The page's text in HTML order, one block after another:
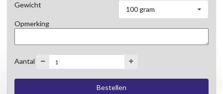
Gewicht
100 gram
Opmerking
Aantal